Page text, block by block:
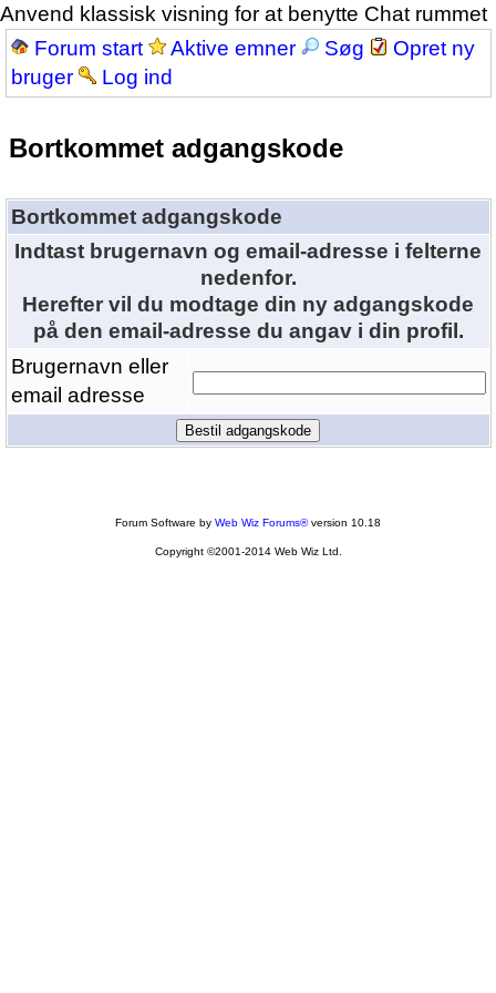
Anvend klassisk visning for at benytte Chat rummet
Forum start
Aktive emner Søg
Opret ny
bruger
Log ind
Bortkommet adgangskode
Bortkommet adgangskode
Indtast brugernavn og email-adresse i felterne
nedenfor.
Herefter vil du modtage din ny adgangskode
på den email-adresse du angav i din profil.
Brugernavn eller
email adresse
Forum Software by Web Wiz Forums®version 10.18
Copyright ©2001-2014 Web Wiz Ltd.